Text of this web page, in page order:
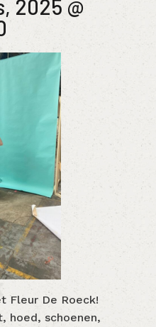
2025 @
Fleur De Roeck!
hoed, schoenen,